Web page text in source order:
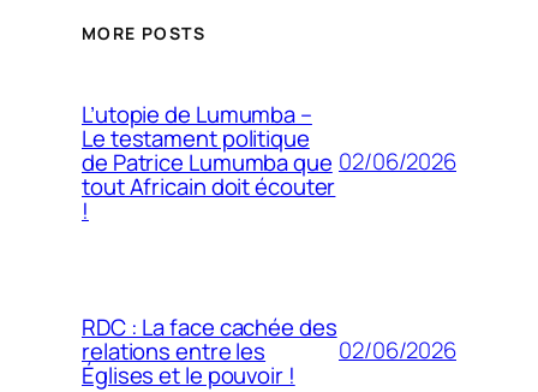
MORE POSTS
L’utopie de Lumumba –
Le testament politique
de Patrice Lumumba que
tout Africain doit écouter
!
02/06/2026
RDC : La face cachée des
relations entre les
Églises et le pouvoir !
02/06/2026